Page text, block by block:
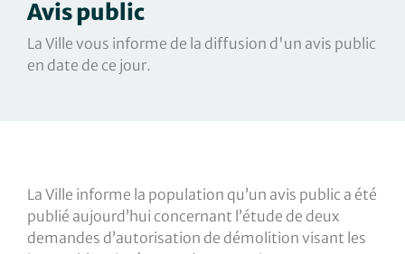
Avis public
La Ville vous informe de la diffusion d'un avis public
en date de ce jour.
La Ville informe la population qu’un avis public a été
publié aujourd’hui concernant l’étude de deux
demandes d’autorisation de démolition visant les